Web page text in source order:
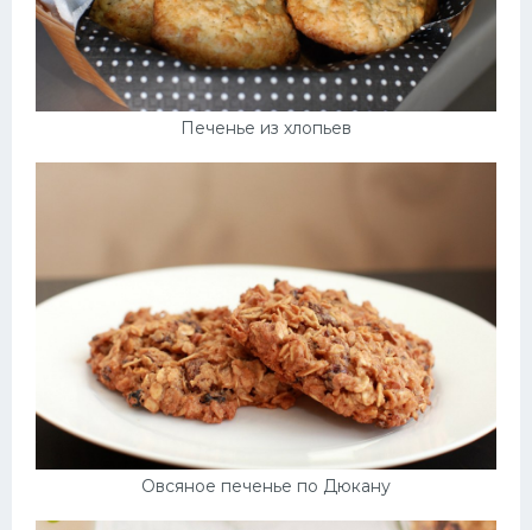
Печенье из хлопьев
Овсяное печенье по Дюкану